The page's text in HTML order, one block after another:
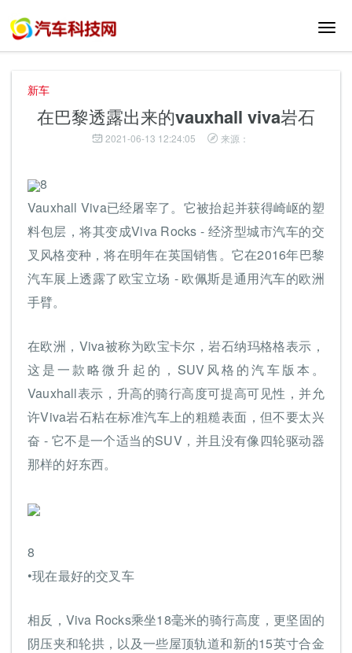
切
新车
在巴黎透露出来的vauxhall viva岩石
2021-06-13 12:24:05 来源：
8
Vauxhall Viva已经屠宰了。它被抬起并获得崎岖的塑
料包层，将其变成Viva Rocks - 经济型城市汽车的交
叉风格变种，将在明年在英国销售。它在2016年巴黎
汽车展上透露了欧宝立场 - 欧佩斯是通用汽车的欧洲
手臂。
在欧洲，Viva被称为欧宝卡尔，岩石纳玛格格表示，
这是一款略微升起的，SUV风格的汽车版本。
Vauxhall表示，升高的骑行高度可提高可见性，并允
许Viva岩石粘在标准汽车上的粗糙表面，但不要太兴
奋 - 它不是一个适当的SUV，并且没有像四轮驱动器
那样的好东西。
8
•现在最好的交叉车
相反，Viva Rocks乘坐18毫米的骑行高度，更坚固的
阴压夹和轮拱，以及一些屋顶轨道和新的15英寸合金